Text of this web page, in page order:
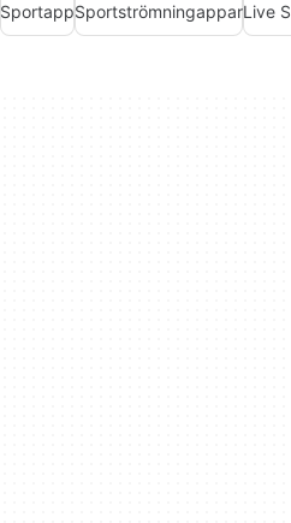
SportappSportströmningapparLive